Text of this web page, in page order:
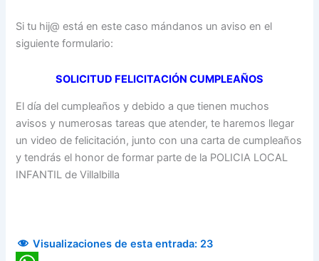
Si tu hij@ está en este caso mándanos un aviso en el
siguiente formulario:
SOLICITUD FELICITACIÓN CUMPLEAÑOS
El día del cumpleaños y debido a que tienen muchos
avisos y numerosas tareas que atender, te haremos llegar
un video de felicitación, junto con una carta de cumpleaños
y tendrás el honor de formar parte de la POLICIA LOCAL
INFANTIL de Villalbilla
Visualizaciones de esta entrada: 23